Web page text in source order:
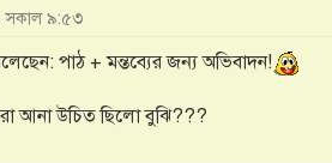
সকাল ৯:৫৩
পাঠ + মন্তব্যের জন্য অভিবাদন!
আনা উচিত ছিলো বুঝি???